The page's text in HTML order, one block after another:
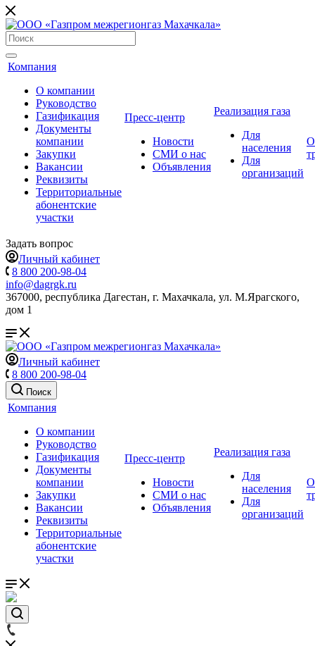
Компания
О компании
Руководство
Газификация
Документы
компании
Закупки
Вакансии
Реквизиты
Территориальные
абонентские
участки
Пресс-центр
Новости
СМИ о нас
Объявления
Реализация газа
Для
населения
Для
организаций
Задать вопрос
Личный кабинет
8 800 200-98-04
info@dagrgk.ru
367000, республика Дагестан, г. Махачкала, ул. М.Ярагского,
дом 1
Личный кабинет
8 800 200-98-04
Поиск
Компания
О компании
Руководство
Газификация
Документы
компании
Закупки
Вакансии
Реквизиты
Территориальные
абонентские
участки
Пресс-центр
Новости
СМИ о нас
Объявления
Реализация газа
Для
населения
Для
организаций